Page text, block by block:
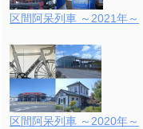
区間阿呆列車 ～2021年～
区間阿呆列車 ～2020年～